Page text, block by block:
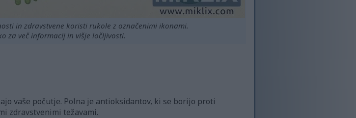
in zdravstvene koristi rukole z označenimi ikonami.
za več informacij in višje ločljivosti.
vaše počutje. Polna je antioksidantov, ki se borijo proti
zdravstvenimi težavami.